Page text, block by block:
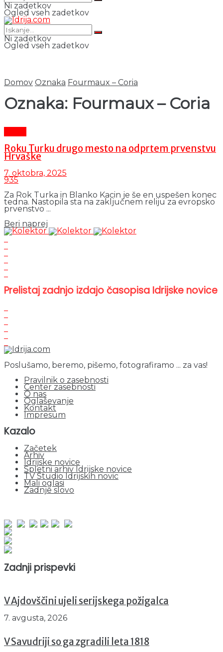
Ni zadetkov
Ogled vseh zadetkov
Ni zadetkov
Ogled vseh zadetkov
Domov Oznaka Fourmaux – Coria
Oznaka: Fourmaux – Coria
Roku Turku drugo mesto na odprtem prvenstvu
Hrvaške
7. oktobra, 2025
935
Za Rok Turka in Blanko Kacin je še en uspešen konec
tedna. Nastopila sta na zaključnem reliju za evropsko
prvenstvo ...
Beri naprej
Prelistaj zadnjo izdajo časopisa Idrijske novice
Poslušamo, beremo, pišemo, fotografiramo ... za vas!
Pravilnik o zasebnosti
Center zasebnosti
O nas
Oglaševanje
Kontakt
Impresum
Kazalo
Začetek
Arhiv
Idrijske novice
Spletni arhiv Idrijske novice
TV Studio Idrijskih novic
Mali oglasi
Zadnje slovo
Zadnji prispevki
V Ajdovščini ujeli serijskega požigalca
7. avgusta, 2026
V Savudriji so ga zgradili leta 1818